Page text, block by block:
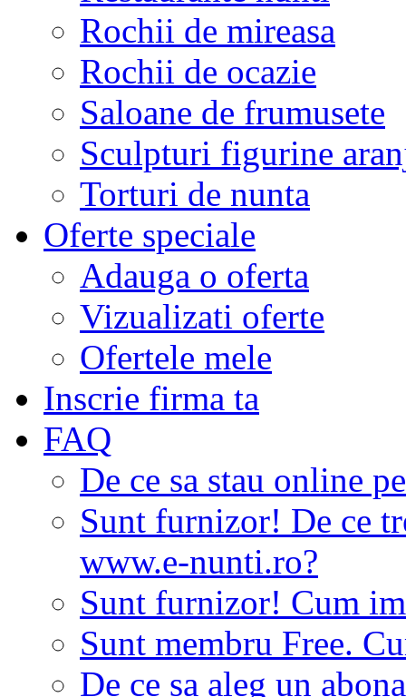
Rochii de mireasa
Rochii de ocazie
Saloane de frumusete
Sculpturi figurine
Torturi de nunta
Oferte speciale
Adauga o oferta
Vizualizati oferte
Ofertele mele
Inscrie firma ta
FAQ
De ce sa stau online
Sunt furnizor! De ce
www.e-nunti.ro?
Sunt furnizor! Cum
Sunt membru Free.
De ce sa aleg un